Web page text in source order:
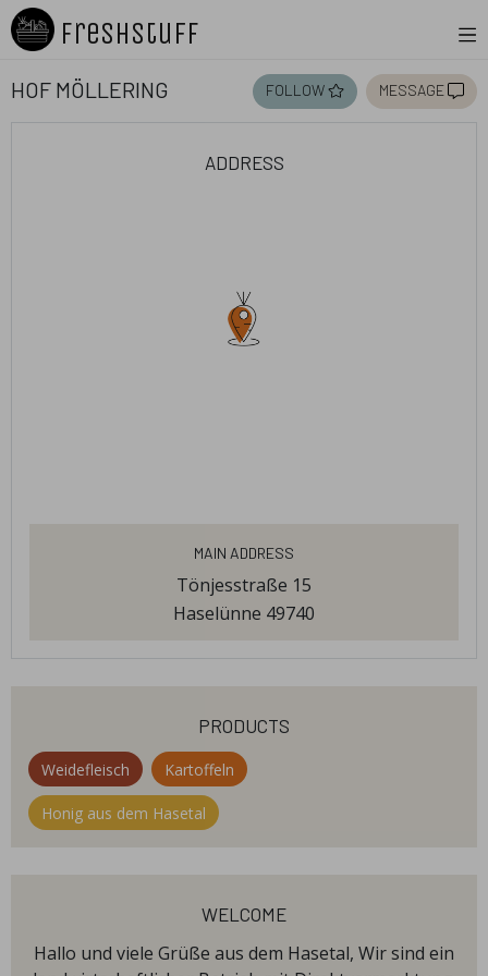
Freshstuff
Hof Möllering follow message
address
Main Address
Tönjesstraße 15
Haselünne 49740
products
Weidefleisch Kartoffeln
Honig aus dem Hasetal
welcome
Hallo und viele Grüße aus dem Hasetal, Wir sind ein